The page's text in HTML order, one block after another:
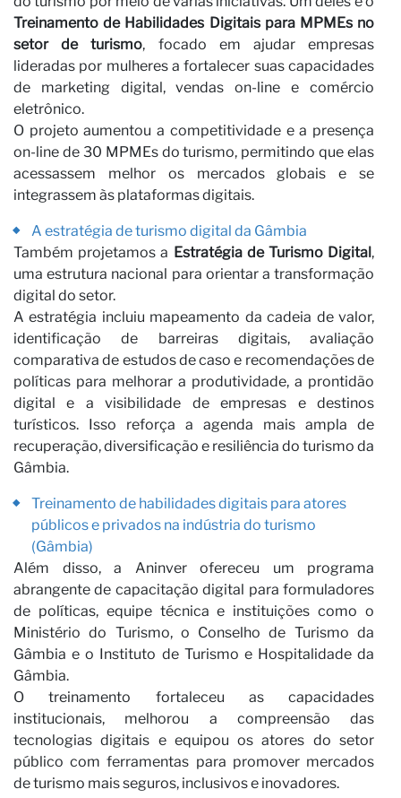
Treinamento de Habilidades Digitais para MPMEs no
setor de turismo, focado em ajudar empresas
lideradas por mulheres a fortalecer suas capacidades
de marketing digital, vendas on-line e comércio
eletrônico.
O projeto aumentou a competitividade e a presença
on-line de 30 MPMEs do turismo, permitindo que elas
acessassem melhor os mercados globais e se
integrassem às plataformas digitais.
A estratégia de turismo digital da Gâmbia
Também projetamos a Estratégia de Turismo Digital ,
uma estrutura nacional para orientar a transformação
digital do setor.
A estratégia incluiu mapeamento da cadeia de valor,
identificação de barreiras digitais, avaliação
comparativa de estudos de caso e recomendações de
políticas para melhorar a produtividade, a prontidão
digital e a visibilidade de empresas e destinos
turísticos. Isso reforça a agenda mais ampla de
recuperação, diversificação e resiliência do turismo da
Gâmbia.
Treinamento de habilidades digitais para atores
públicos e privados na indústria do turismo
(Gâmbia)
Além disso, a Aninver ofereceu um programa
abrangente de capacitação digital para formuladores
de políticas, equipe técnica e instituições como o
Ministério do Turismo, o Conselho de Turismo da
Gâmbia e o Instituto de Turismo e Hospitalidade da
Gâmbia.
O treinamento fortaleceu as capacidades
institucionais, melhorou a compreensão das
tecnologias digitais e equipou os atores do setor
público com ferramentas para promover mercados
de turismo mais seguros, inclusivos e inovadores.